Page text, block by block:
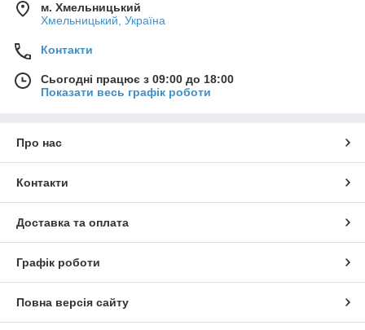
м. Хмельницький
Хмельницький, Україна
Контакти
Сьогодні працює з 09:00 до 18:00
Показати весь графік роботи
Про нас
Контакти
Доставка та оплата
Графік роботи
Повна версія сайту